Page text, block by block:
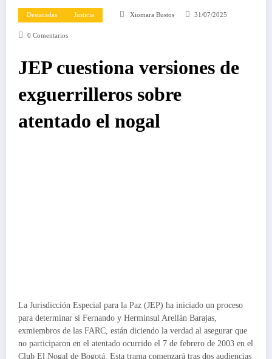
Destacadas Justicia Xiomara Bustos 31/07/2025
0 Comentarios
JEP cuestiona versiones de
exguerrilleros sobre
atentado el nogal
La Jurisdicción Especial para la Paz (JEP) ha iniciado un proceso
para determinar si Fernando y Herminsul Arellán Barajas,
exmiembros de las FARC, están diciendo la verdad al asegurar que
no participaron en el atentado ocurrido el 7 de febrero de 2003 en el
Club El Nogal de Bogotá. Esta trama comenzará tras dos audiencias